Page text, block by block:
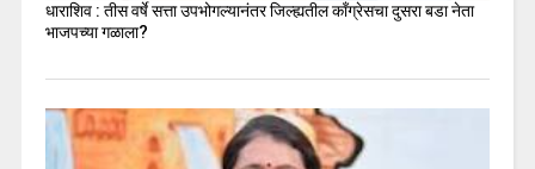
धाराशिव : तीस वर्षे सत्ता उपभोगल्यानंतर जिल्ह्यतील कॉंग्रेसचा दुसरा बडा नेता
भाजपच्या गळाला?